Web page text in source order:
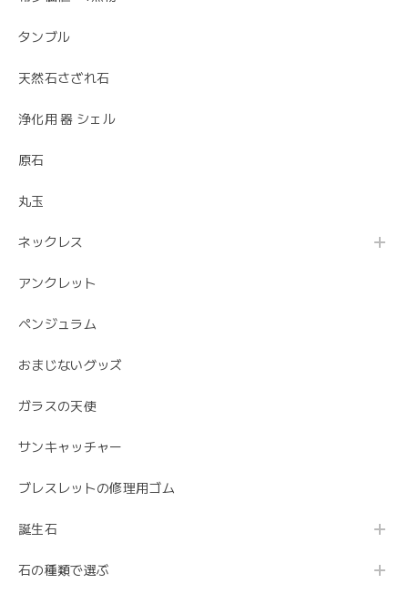
タンブル
天然石さざれ石
浄化用 器 シェル
原石
丸玉
ネックレス
アンクレット
ペンジュラム
おまじないグッズ
ガラスの天使
サンキャッチャー
ブレスレットの修理用ゴム
誕生石
石の種類で選ぶ